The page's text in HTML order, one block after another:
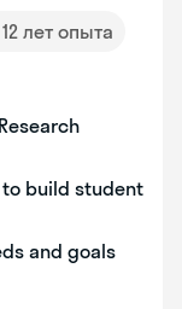
12 лет опыта
build student
and goals